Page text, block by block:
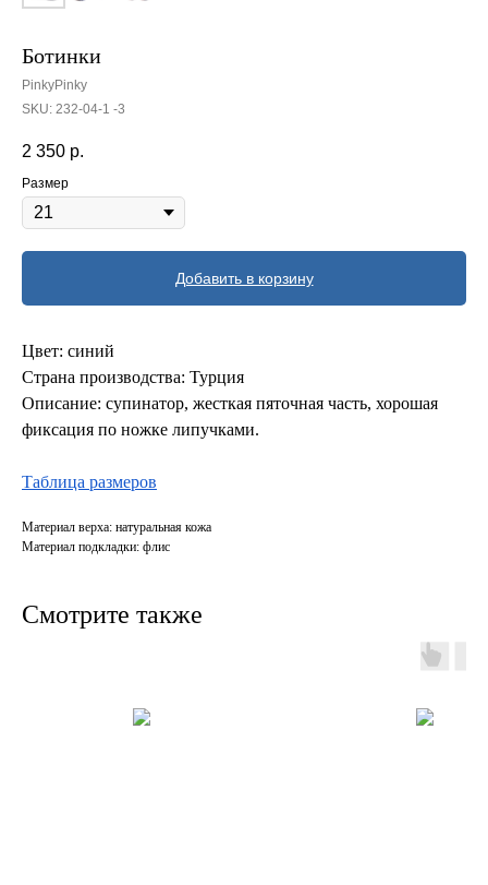
Ботинки
PinkyPinky
SKU: 232-04-1 -3
2 350 р.
Размер
Добавить в корзину
Цвет: синий
Страна производства: Турция
Описание: супинатор, жесткая пяточная часть, хорошая
фиксация по ножке липучками.
Таблица размеров
Материал верха: натуральная кожа
Материал подкладки: флис
Смотрите также